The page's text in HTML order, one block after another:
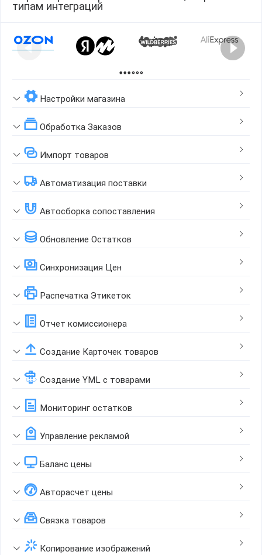
типам интеграций
Настройки магазина
Обработка Заказов
Импорт товаров
Автоматизация поставки
Автосборка сопоставления
Обновление Остатков
Синхронизация Цен
Распечатка Этикеток
Отчет комиссионера
Создание Карточек товаров
Создание YML с товарами
Мониторинг остатков
Управление рекламой
Баланс цены
Авторасчет цены
Связка товаров
Копирование изображений